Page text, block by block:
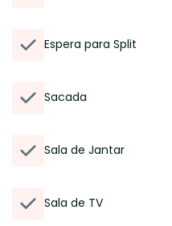
Espera para Split
Sacada
Sala de Jantar
Sala de TV